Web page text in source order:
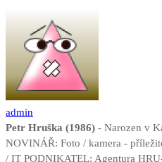
admin
Petr Hruška (1986) - Narozen v
NOVINÁŘ: Foto / kamera -
/ IT PODNIKATEL: Agentura